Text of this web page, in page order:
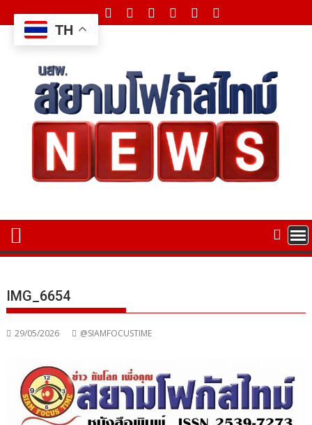
to
content
IMG_6654
29/05/2026 @SIAMFOCUSTIME
TH